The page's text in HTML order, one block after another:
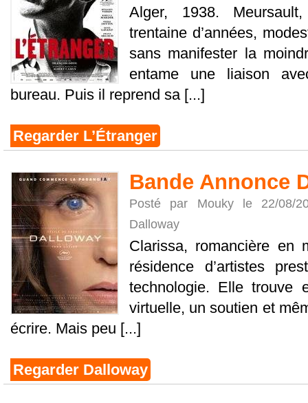
Alger, 1938.
trentaine d’années,
sans manifester la
entame une liaison
bureau. Puis il reprend sa [...]
Regarder L’Étranger
Bande Annonce
Posté par Mouky le 22/08/
Dalloway
Clarissa, romancière en
résidence d’artistes
technologie. Elle trouve
virtuelle, un soutien et
écrire. Mais peu [...]
Regarder Dalloway